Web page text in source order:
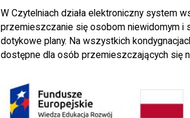
W Czytelniach działa elektroniczny system
przemieszczanie się osobom niewidomym i
dotykowe plany. Na wszystkich
dostępne dla osób przemieszczających się